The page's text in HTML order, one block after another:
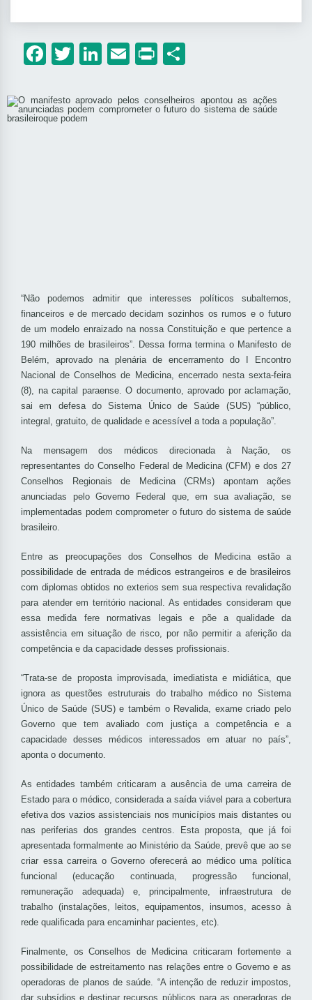
Facebook
Twitter
LinkedIn
Email
Print
“Não podemos admitir que interesses políticos subalternos,
financeiros e de mercado decidam sozinhos os rumos e o futuro
de um modelo enraizado na nossa Constituição e que pertence a
190 milhões de brasileiros”. Dessa forma termina o Manifesto de
Belém, aprovado na plenária de encerramento do I Encontro
Nacional de Conselhos de Medicina, encerrado nesta sexta-feira
(8), na capital paraense. O documento, aprovado por aclamação,
sai em defesa do Sistema Único de Saúde (SUS) “público,
integral, gratuito, de qualidade e acessível a toda a população”.
Na mensagem dos médicos direcionada à Nação, os
representantes do Conselho Federal de Medicina (CFM) e dos 27
Conselhos Regionais de Medicina (CRMs) apontam ações
anunciadas pelo Governo Federal que, em sua avaliação, se
implementadas podem comprometer o futuro do sistema de saúde
brasileiro.
Entre as preocupações dos Conselhos de Medicina estão a
possibilidade de entrada de médicos estrangeiros e de brasileiros
com diplomas obtidos no exterios sem sua respectiva revalidação
para atender em território nacional. As entidades consideram que
essa medida fere normativas legais e põe a qualidade da
assistência em situação de risco, por não permitir a aferição da
competência e da capacidade desses profissionais.
“Trata-se de proposta improvisada, imediatista e midiática, que
ignora as questões estruturais do trabalho médico no Sistema
Único de Saúde (SUS) e também o Revalida, exame criado pelo
Governo que tem avaliado com justiça a competência e a
capacidade desses médicos interessados em atuar no país”,
aponta o documento.
As entidades também criticaram a ausência de uma carreira de
Estado para o médico, considerada a saída viável para a cobertura
efetiva dos vazios assistenciais nos municípios mais distantes ou
nas periferias dos grandes centros. Esta proposta, que já foi
apresentada formalmente ao Ministério da Saúde, prevê que ao se
criar essa carreira o Governo oferecerá ao médico uma política
funcional (educação continuada, progressão funcional,
remuneração adequada) e, principalmente, infraestrutura de
trabalho (instalações, leitos, equipamentos, insumos, acesso à
rede qualificada para encaminhar pacientes, etc).
Finalmente, os Conselhos de Medicina criticaram fortemente a
possibilidade de estreitamento nas relações entre o Governo e as
operadoras de planos de saúde. “A intenção de reduzir impostos,
dar subsídios e destinar recursos públicos para as operadoras de